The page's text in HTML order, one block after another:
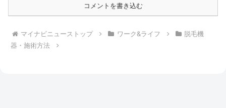
コメントを書き込む
マイナビニューストップ ワーク&ライフ
脱毛機
器・施術方法